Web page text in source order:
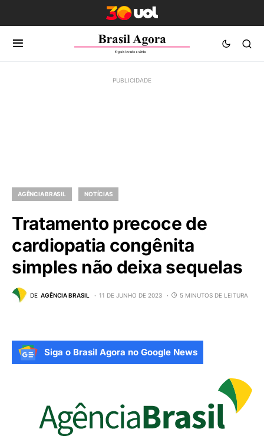
AGÊNCIA BRASIL NOTÍCIAS
Tratamento precoce de
cardiopatia congênita
simples não deixa sequelas
DE AGÊNCIA BRASIL 11 DE JUNHO DE 2023 5 MINUTOS DE LEITURA
Siga o Brasil Agora no Google News